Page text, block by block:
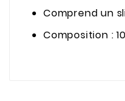
Comprend un
Composition :